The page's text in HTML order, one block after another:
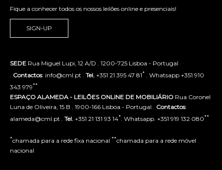
Fique a conhecer todos os nossos leilões online e presenciais!
SIGN-UP
SEDE Rua Miguel Lupi, 12 A/D . 1200-725 Lisboa - Portugal
. Contactos: info@cml.pt . Tel. +351 21 395 47 81* . Whatsapp +351 910
343 979**
ESPAÇO ALAMEDA - LEILÕES ONLINE DE MOBILIÁRIO Rua Coronel
Luna de Oliveira, 15 B . 1900-166 Lisboa - Portugal . Contactos:
alameda@cml.pt . Tel. +351 21 131 93 14*. Whatsapp. +351 919 132 080**
*chamada para a rede fixa nacional **chamada para a rede móvel
nacional